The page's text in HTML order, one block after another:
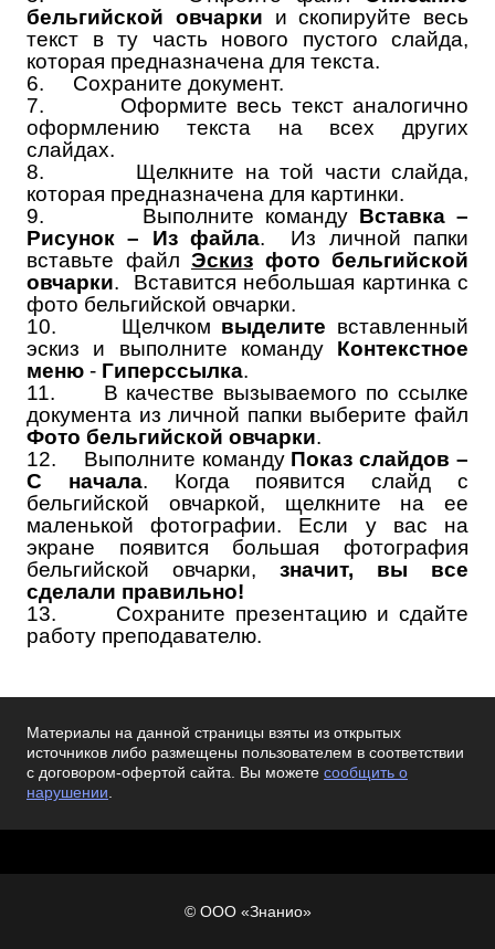
бельгийской овчарки и скопируйте весь
текст в ту часть нового пустого слайда,
которая предназначена для текста.
6.
Сохраните документ.
7.
Оформите весь текст аналогично
оформлению текста на всех других
слайдах.
8.
Щелкните на той части слайда,
которая предназначена для картинки.
9.
Выполните команду Вставка –
Рисунок – Из файла. Из личной папки
вставьте файл Эскиз фото бельгийской
овчарки. Вставится небольшая картинка с
фото бельгийской овчарки.
10.
Щелчком выделите вставленный
эскиз и выполните команду Контекстное
меню - Гиперссылка.
11.
В качестве вызываемого по ссылке
документа из личной папки выберите файл
Фото бельгийской овчарки.
12.
Выполните команду Показ слайдов –
С начала. Когда появится слайд с
бельгийской овчаркой, щелкните на ее
маленькой фотографии. Если у вас на
экране появится большая фотография
бельгийской овчарки, значит, вы все
сделали правильно!
13.
Сохраните презентацию и сдайте
работу преподавателю.
Материалы на данной страницы взяты из открытых
источников либо размещены пользователем в соответствии
с договором-офертой сайта. Вы можете сообщить о
нарушении.
© ООО «Знанио»